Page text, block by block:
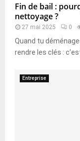
Fin de bail :
nettoyage ?
27 mai 2025 0
Quand tu
rendre les clés :
Entreprise